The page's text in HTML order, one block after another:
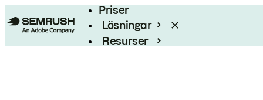
Priser
Lösningar
Resurser